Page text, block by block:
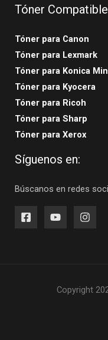
Tóner
Tóner para Canon
Tóner para Lexmark
Tóner para Konica
Tóner para Kyocera
Tóner para Ricoh
Tóner para Sharp
Tóner para Xerox
Síguenos en:
Búscanos en redes
Copyright